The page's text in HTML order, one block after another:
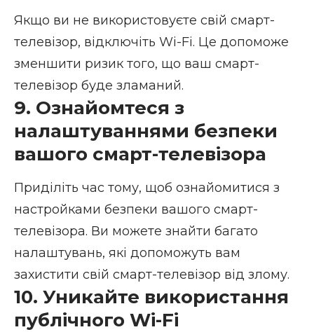
Якщо ви не використовуєте свій смарт-
телевізор, відключіть Wi-Fi. Це допоможе
зменшити ризик того, що ваш смарт-
телевізор буде зламаний.
9. Ознайомтеся з
налаштуваннями безпеки
вашого смарт-телевізора
Приділіть час тому, щоб ознайомитися з
настройками безпеки вашого смарт-
телевізора. Ви можете знайти багато
налаштувань, які допоможуть вам
захистити свій смарт-телевізор від злому.
10. Уникайте використання
публічного Wi-Fi